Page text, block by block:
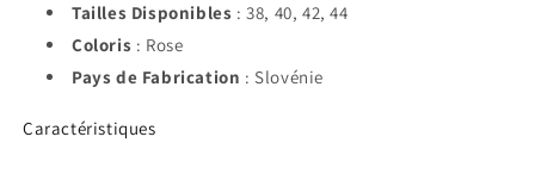
Tailles Disponibles : 38, 40, 42, 44
Coloris : Rose
Pays de Fabrication : Slovénie
Caractéristiques